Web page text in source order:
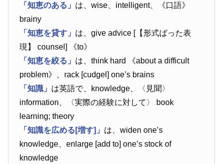
「知恵のある」 は、wise、intelligent、《口語》
brainy
「知恵を貸す」 は、give advice [【形式ばった表
現】 counsel] 《to》
「知恵を絞る」 は、think hard 《about a difficult
problem》、rack [cudgel] one’s brains
「知識」 は英語で、knowledge、〈見聞〉
information、〈実際の経験に対して〉 book
learning; theory
「知識を広める[増す]」 は、widen one’s
knowledge、enlarge [add to] one’s stock of
knowledge